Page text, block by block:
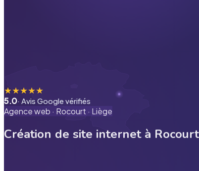
★★★★★
5.0· Avis Google vérifiés
Agence web · Rocourt · Liège
Création de site internet à Rocourt